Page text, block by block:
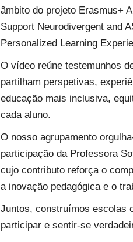
âmbito do projeto Erasmus+
Support Neurodivergent and
Personalized Learning
O vídeo reúne testemunhos
partilham perspetivas,
educação mais inclusiva,
cada aluno.
O nosso agrupamento
participação da Professora
cujo contributo reforça o
a inovação pedagógica e o
Juntos, construímos escolas
participar e sentir-se